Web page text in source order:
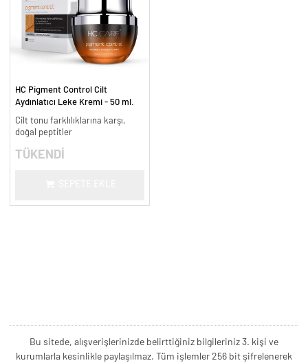
HC Pigment Control Cilt
Aydınlatıcı Leke Kremi - 50 ml.
Cilt tonu farklılıklarına karşı,
doğal peptitler
TÜKENDİ
Bu sitede, alışverişlerinizde belirttiğiniz bilgileriniz 3. kişi ve
kurumlarla kesinlikle paylaşılmaz. Tüm işlemler 256 bit şifrelenerek